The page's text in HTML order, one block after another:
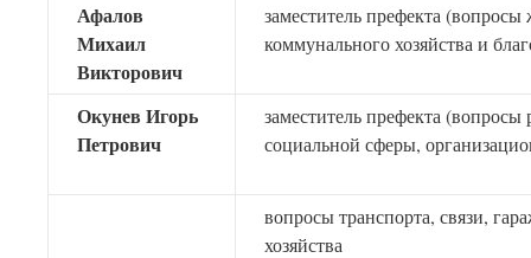
Афалов
Михаил
Викторович
заместитель префекта
коммунального хозяйства и
Окунев Игорь
Петрович
заместитель префекта (вопросы
социальной сферы,
вопросы транспорта, связи,
хозяйства